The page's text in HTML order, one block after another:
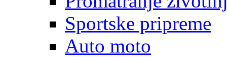
Sportske pripreme
Auto moto